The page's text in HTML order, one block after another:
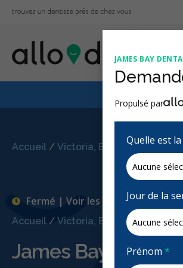
Accueil / Victoria, BC James Bay
Accueil / Victoria, BC James Bay
James Bay Dental
Fermé | Voir les heures
JAMES BAY
Propulsé par
Quelle est
Jour de la
Prénom *